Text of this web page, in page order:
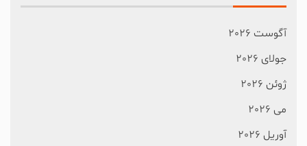
آگوست 2026
جولای 2026
ژوئن 2026
می 2026
آوریل 2026